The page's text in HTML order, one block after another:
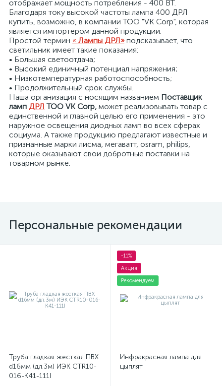
отображает мощность потребления - 400 ВТ.
Благодаря току высокой частоты лампа 400 ДРЛ
купить, возможно, в компании ТОО "VK Corp", которая
является импортером данной продукции.
Простой термин « Лампы ДРЛ»подсказывает, что
светильник имеет такие показания:
• Большая светоотдача;
• Высокий единичный потенциал напряжения;
• Низкотемпературная работоспособность;
• Продолжительный срок службы.
Наша организация с носящим названием Поставщик
ламп ДРЛ ТОО VK Corp, может реализовывать товар с
единственной и главной целью его применения - это
наружное освещения диодных ламп во всех сферах
социума. А также продукцию предлагают известные и
признанные марки лисма, мегаватт, osram, philips,
которые оказывают свои добротные поставки на
товарном рынке.
Персональные рекомендации
Труба гладкая жесткая ПВХ
d16мм (дл.3м) ИЭК CTR10-
016-K41-111I
-11%
Акция
Рекомендуем
Инфракрасная лампа для
цыплят